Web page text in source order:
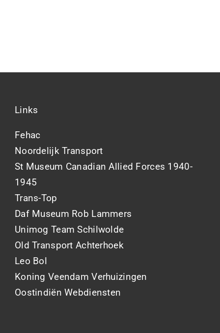
Links
Fehac
Noordelijk Transport
St Museum Canadian Allied Forces 1940-
1945
Trans-Top
Daf Museum Rob Lammers
Unimog Team Schilwolde
Old Transport Achterhoek
Leo Bol
Koning Veendam Verhuizingen
Oostindiën Webdiensten